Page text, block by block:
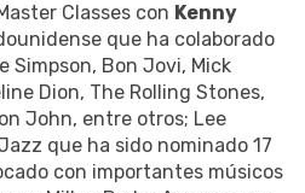
Classes con Kenny
que ha colaborado
Simpson, Bon Jovi, Mick
Dion, The Rolling Stones,
John, entre otros; Lee
que ha sido nominado 17
con importantes músicos